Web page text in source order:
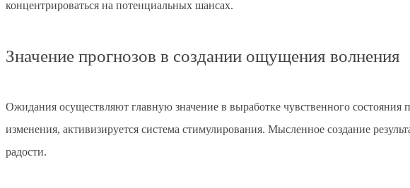
концентрироваться на потенциальных шансах.
Значение прогнозов в создании ощущения волнения
Ожидания осуществляют главную значение в выработке чувственного состояния
изменения, активизируется система стимулирования. Мысленное создание
радости.